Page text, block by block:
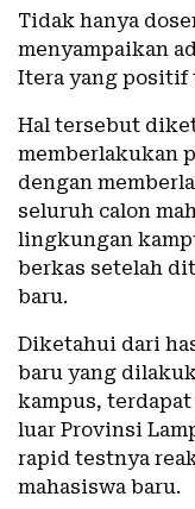
Tidak hanya
menyampaikan
Itera yang positif
Hal tersebut
memberlakukan
dengan
seluruh calon
lingkungan
berkas setelah
baru.
Diketahui dari
baru yang
kampus,
luar Provinsi
rapid testnya
mahasiswa baru.